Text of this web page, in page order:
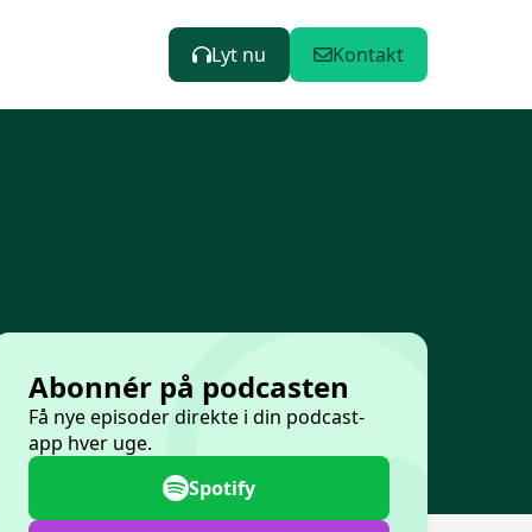
Lyt nu Kontakt
Abonnér på podcasten
Få nye episoder direkte i din podcast-
app hver uge.
Spotify